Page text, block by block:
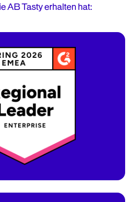
AB Tasty erhalten hat:
die dieses
werden von G2-
gut bewertet. Dies zeugt
von einer hohen
als auch von einer
Marktpräsenz.